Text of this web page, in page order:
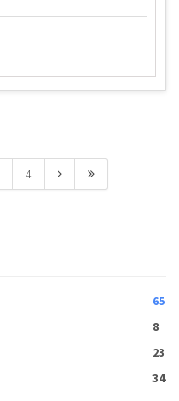
4
65
8
23
34